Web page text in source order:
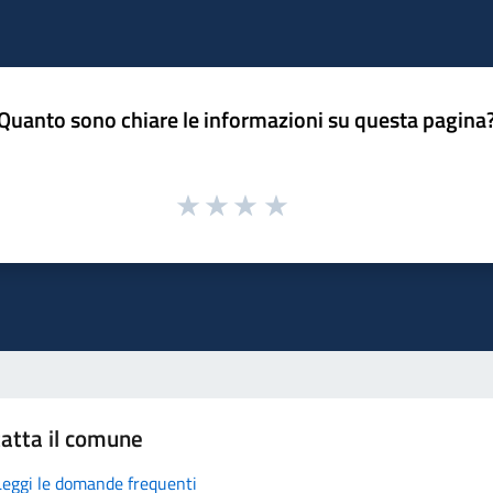
sono chiare le informazioni su questa
il comune
le domande frequenti